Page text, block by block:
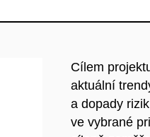
Cílem
aktuální
a dopady
ve vybrané